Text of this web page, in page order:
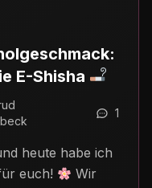
E-Shisha
1
heute habe ich
euch!
Wir